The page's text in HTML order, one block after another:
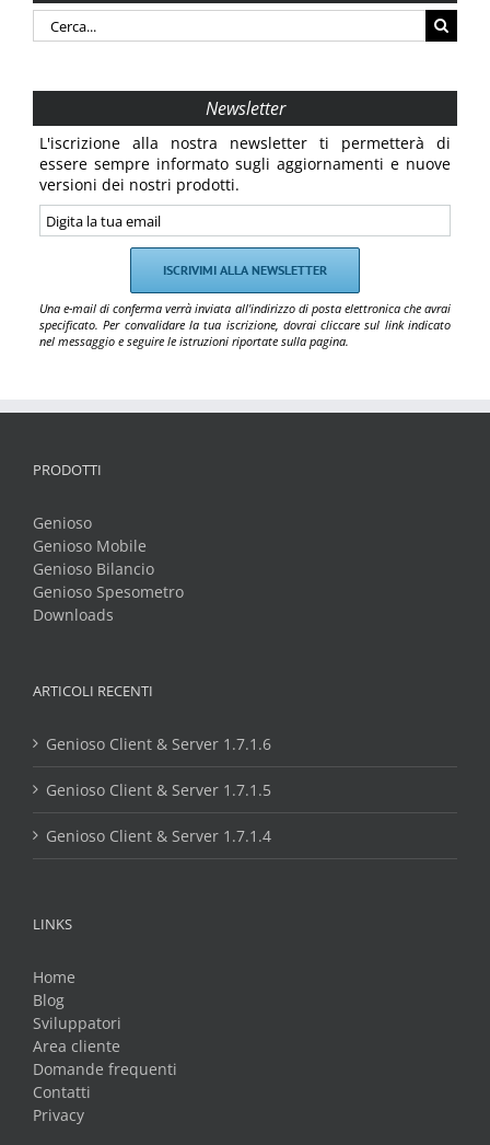
Cerca
per:
Newsletter
L'iscrizione alla nostra newsletter ti permetterà di
essere sempre informato sugli aggiornamenti e nuove
versioni dei nostri prodotti.
Una e-mail di conferma verrà inviata all'indirizzo di posta elettronica che avrai
specificato. Per convalidare la tua iscrizione, dovrai cliccare sul link indicato
nel messaggio e seguire le istruzioni riportate sulla pagina.
PRODOTTI
Genioso
Genioso Mobile
Genioso Bilancio
Genioso Spesometro
Downloads
ARTICOLI RECENTI
Genioso Client & Server 1.7.1.6
Genioso Client & Server 1.7.1.5
Genioso Client & Server 1.7.1.4
LINKS
Home
Blog
Sviluppatori
Area cliente
Domande frequenti
Contatti
Privacy